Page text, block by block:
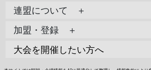
連盟について ＋
加盟・登録 ＋
大会を開催したい方へ